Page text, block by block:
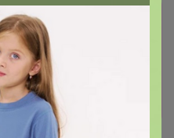
закупке
еще не открыл
на новости закупки,
её открытия!